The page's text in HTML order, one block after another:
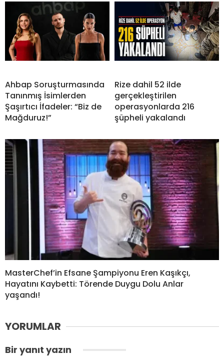
Ahbap Soruşturmasında
Tanınmış İsimlerden
Şaşırtıcı İfadeler: “Biz de
Mağduruz!”
Rize dahil 52 ilde
gerçekleştirilen
operasyonlarda 216
şüpheli yakalandı
MasterChef’in Efsane Şampiyonu Eren Kaşıkçı,
Hayatını Kaybetti: Törende Duygu Dolu Anlar
yaşandı!
YORUMLAR
Bir yanıt yazın